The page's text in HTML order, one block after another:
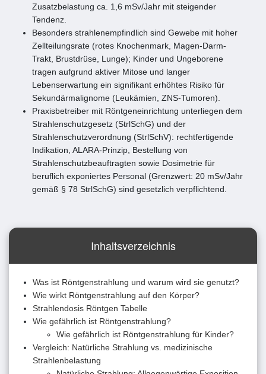
Zusatzbelastung ca. 1,6 mSv/Jahr mit steigender
Tendenz.
Besonders strahlenempfindlich sind Gewebe mit hoher
Zellteilungsrate (rotes Knochenmark, Magen-Darm-
Trakt, Brustdrüse, Lunge); Kinder und Ungeborene
tragen aufgrund aktiver Mitose und langer
Lebenserwartung ein signifikant erhöhtes Risiko für
Sekundärmalignome (Leukämien, ZNS-Tumoren).
Praxisbetreiber mit Röntgeneinrichtung unterliegen dem
Strahlenschutzgesetz (StrlSchG) und der
Strahlenschutzverordnung (StrlSchV): rechtfertigende
Indikation, ALARA-Prinzip, Bestellung von
Strahlenschutzbeauftragten sowie Dosimetrie für
beruflich exponiertes Personal (Grenzwert: 20 mSv/Jahr
gemäß § 78 StrlSchG) sind gesetzlich verpflichtend.
Inhaltsverzeichnis
Was ist Röntgenstrahlung und warum wird sie genutzt?
Wie wirkt Röntgenstrahlung auf den Körper?
Strahlendosis Röntgen Tabelle
Wie gefährlich ist Röntgenstrahlung?
Wie gefährlich ist Röntgenstrahlung für Kinder?
Vergleich: Natürliche Strahlung vs. medizinische
Strahlenbelastung